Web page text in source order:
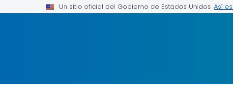
Un sitio oficial del Gobierno de Estados Unidos Así